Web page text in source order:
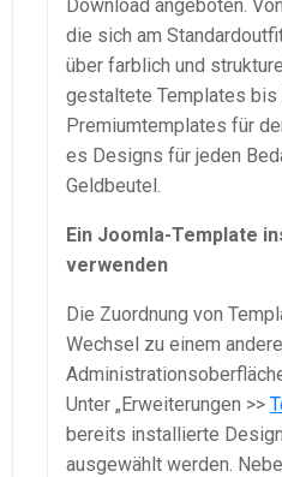
Download angeboten.
die sich am
über farblich und
gestaltete Templates bis
Premiumtemplates für
es Designs für jeden
Geldbeutel.
Ein Joomla-Template
verwenden
Die Zuordnung von
Wechsel zu einem
Unter „Erweiterungen >>
bereits installierte
ausgewählt werden.